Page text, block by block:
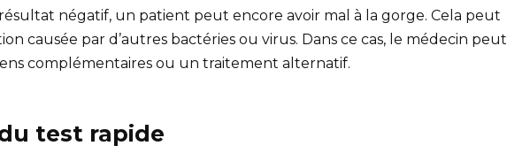
négatif, un patient peut encore avoir mal à la gorge. Cela peut
causée par d’autres bactéries ou virus. Dans ce cas, le médecin peut
complémentaires ou un traitement alternatif.
test rapide